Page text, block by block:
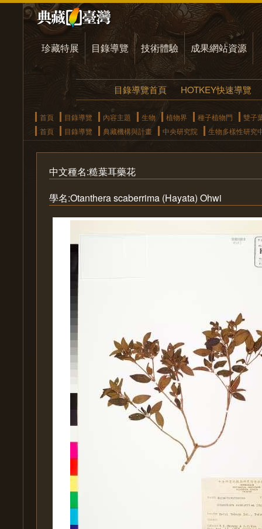
珍藏特展 目錄導覽 技術體驗 成果網站資源
目錄導覽首頁 HOTKEY快速導覽
首頁 目錄導覽 內容主題 生物 植物界 種子植物門
雙子
首頁
目錄導覽 典藏機構與計畫 中央研究院 生物多樣性研究
中文種名:糙葉耳藥花
學名:Otanthera scaberrima (Hayata) Ohwi